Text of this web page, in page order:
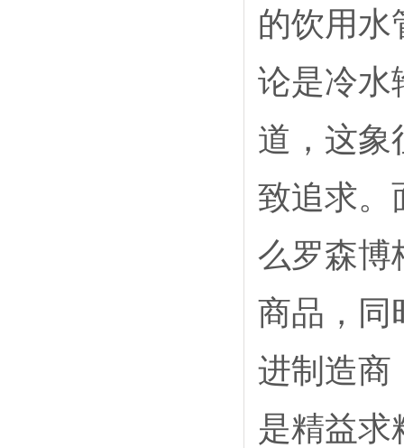
的饮用水
论是冷水
道，这象
致追求。
么罗森博
商品，同
进制造商
是精益求